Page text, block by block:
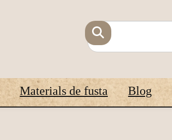
Materials de fusta Blog